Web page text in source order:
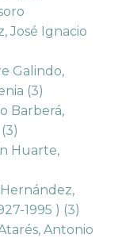
José Ignacio
Galindo,
(3)
Barberá,
(3)
Huarte,
1995 ) (3)
Antonio